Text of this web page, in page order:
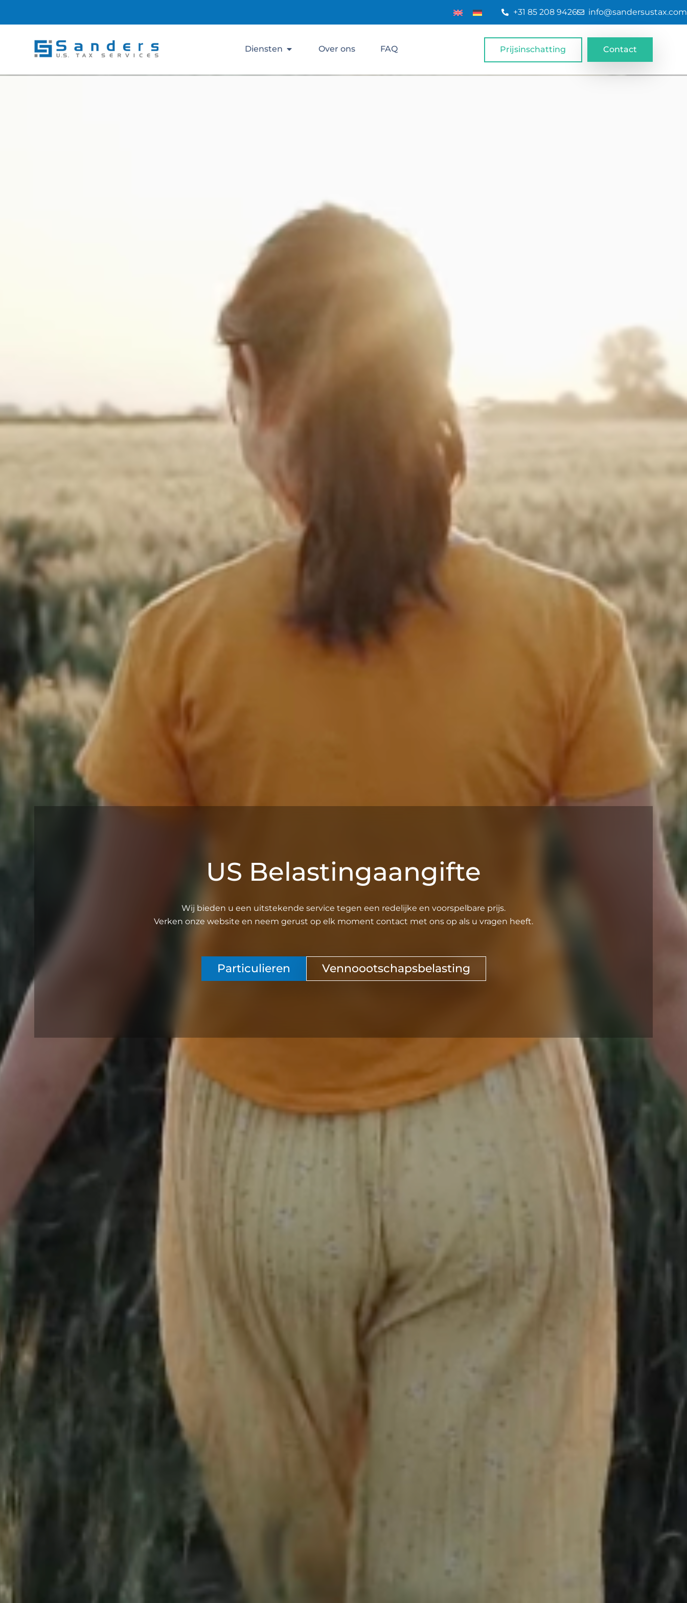
+31 85 208 9426 info@sandersustax.com
Diensten Over ons FAQ Prijsinschatting Contact
US Belastingaangifte
Wij bieden u een uitstekende service tegen een redelijke en voorspelbare prijs.
Verken onze website en neem gerust op elk moment contact met ons op als u vragen heeft.
Particulieren Vennoootschapsbelasting